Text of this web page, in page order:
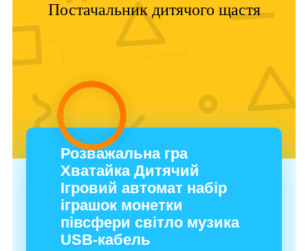
Постачальник дитячого щастя
Розважальна гра
Хватайка Дитячий
Ігровий автомат набір
іграшок монетки
півсфери світло музика
USB-кабель